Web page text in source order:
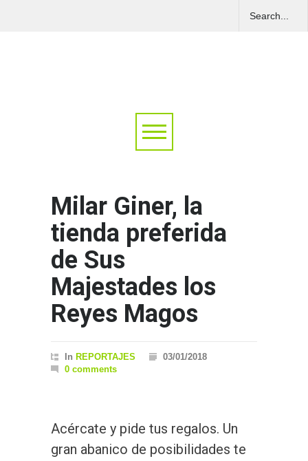
Milar Giner, la
tienda preferida
de Sus
Majestades los
Reyes Magos
In REPORTAJES
03/01/2018
0 comments
Acércate y pide tus regalos. Un
gran abanico de posibilidades te